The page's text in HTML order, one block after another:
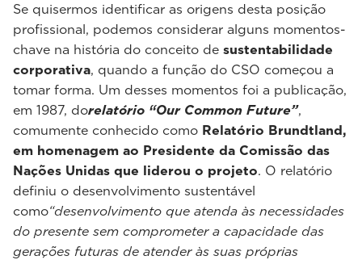
Se quisermos identificar as origens desta posição
profissional, podemos considerar alguns momentos-
chave na história do conceito de sustentabilidade
corporativa, quando a função do CSO começou a
tomar forma. Um desses momentos foi a publicação,
em 1987, dorelatório “Our Common Future”,
comumente conhecido como Relatório Brundtland,
em homenagem ao Presidente da Comissão das
Nações Unidas que liderou o projeto. O relatório
definiu o desenvolvimento sustentável
como“desenvolvimento que atenda às necessidades
do presente sem comprometer a capacidade das
gerações futuras de atender às suas próprias